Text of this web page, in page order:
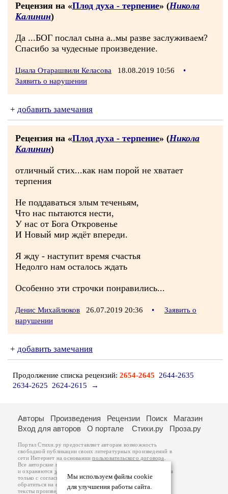
Рецензия на «Плод духа - терпение» (Никола
Калинин)
Да ...БОГ послал сына а..мы разве заслуживаем?
Спасибо за чудесные произведение.
Циала Отарашвили Келасова 18.08.2019 10:56
•
Заявить о нарушении
+ добавить замечания
Рецензия на «Плод духа - терпение» (Никола
Калинин)
отличный стих...как нам порой не хватает
терпения
Не поддаваться злым теченьям,
Что нас пытаются нести,
У нас от Бога Откровенье
И Новый мир ждёт впереди.
Я жду - наступит время счастья
Недолго нам осталось ждать
Особенно эти строчки понравились...
Денис Михайлюков 26.07.2019 20:36 •
Заявить о
нарушении
+ добавить замечания
Продолжение списка рецензий: 2654-2645
2644-2635
2634-2625
2624-2615 →
Мы используем файлы cookie
для улучшения работы сайта.
Авторы Произведения Рецензии Поиск
Магазин
Вход для авторов
О портале Стихи.ру Проза.ру
Портал Стихи.ру предоставляет авторам возможность
свободной публикации своих литературных произведений в
сети Интернет на основаниипользовательского договора
Все авторские права на произведения принадлежат авторам
и охраняются законом
. Перепечатка произведений возможна
только с согласия его автора, к которому вы можете
обратиться на его авторской странице. Ответственность за
тексты произведений авторы несут самостоятельно на